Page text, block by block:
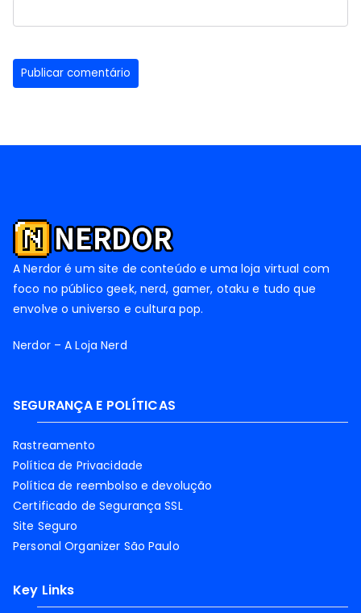
A Nerdor é um site de conteúdo e uma loja virtual com
foco no público geek, nerd, gamer, otaku e tudo que
envolve o universo e cultura pop.
Nerdor – A Loja Nerd
SEGURANÇA E POLÍTICAS
Rastreamento
Política de Privacidade
Política de reembolso e devolução
Certificado de Segurança SSL
Site Seguro
Personal Organizer São Paulo
Key Links